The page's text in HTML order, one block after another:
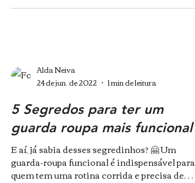
Alda Neiva
24 de jun. de 2022
1 min de leitura
5 Segredos para ter um
guarda roupa mais funcional
E aí, já sabia desses segredinhos? 🤗 Um
guarda-roupa funcional é indispensável para
quem tem uma rotina corrida e precisa de